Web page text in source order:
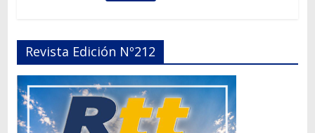
Revista Edición Nº212